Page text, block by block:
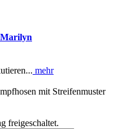
mehr
mit Streifenmuster
freigeschaltet.